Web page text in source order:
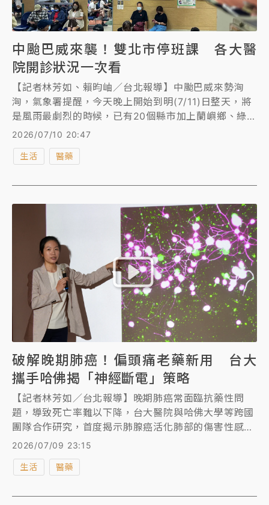
中颱巴威來襲！雙北市停班課 各大醫
院開診狀況一次看
【記者林芳如、賴昀岫／台北報導】中颱巴威來勢洶
洶，氣象署提醒，今天晚上開始到明(7/11)日整天，將
是風雨最劇烈的時候，已有20個縣市加上蘭嶼鄉、綠島
鄉宣布明日停止上班上課。《知新聞》整理雙北市各大
醫院7月11日開診資訊如下，民眾外出多注意安全。
2026/07/10 20:47
生活 醫藥
破解晚期肺癌！偏頭痛老藥新用 台大
攜手哈佛揭「神經斷電」策略
【記者林芳如／台北報導】晚期肺癌常面臨抗藥性問
題，導致死亡率難以下降，台大醫院與哈佛大學等跨國
團隊合作研究，首度揭示肺腺癌活化肺部的傷害性感覺
神經，使用偏頭痛老藥結合免疫療法後可抑制傷害性痛
抗癌能力，進而減緩肺腺癌進展。
2026/07/09 23:15
生活 醫藥